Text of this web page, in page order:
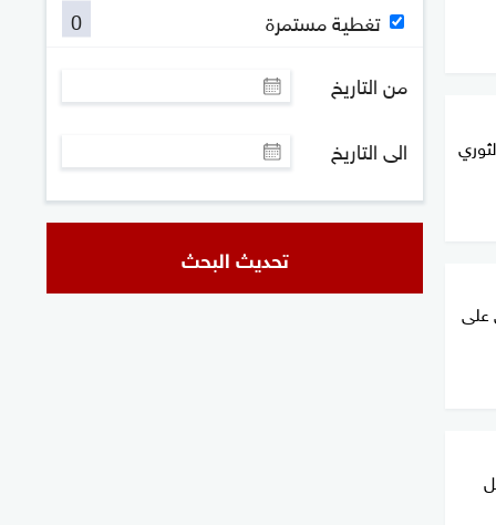
على
تغطية مستمرة
0
من التاريخ
الى التاريخ
تحديث البحث